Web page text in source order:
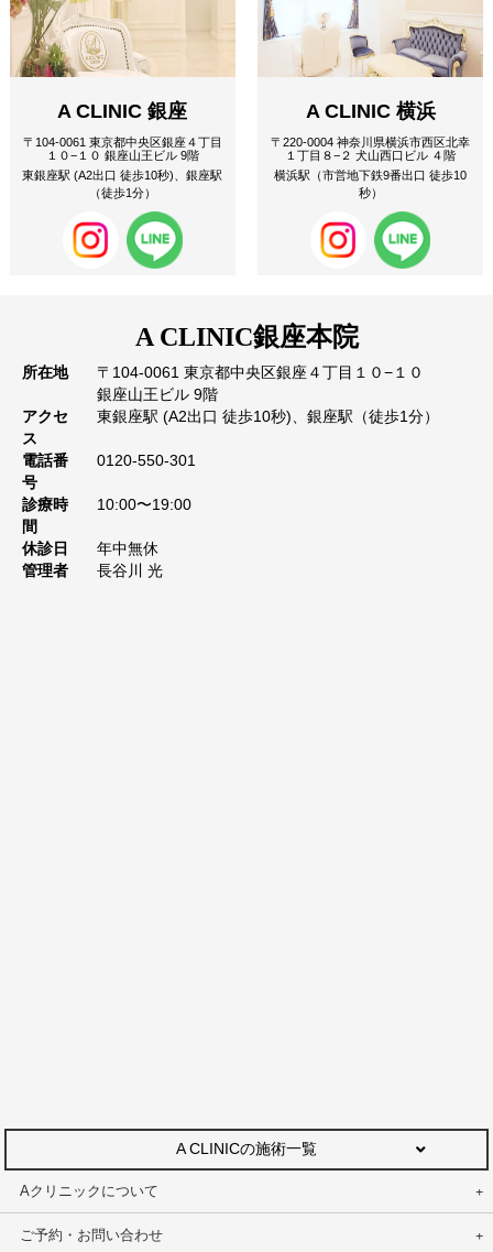
A CLINIC 銀座
〒104-0061 東京都中央区銀座４丁目
１０−１０ 銀座山王ビル 9階
東銀座駅 (A2出口 徒歩10秒)、銀座駅
（徒歩1分）
A CLINIC 横浜
〒220-0004 神奈川県横浜市西区北幸
１丁目８−２ 犬山西口ビル ４階
横浜駅（市営地下鉄9番出口 徒歩10
秒）
A CLINIC銀座本院
所在地
〒104-0061 東京都中央区銀座４丁目１０−１０
銀座山王ビル 9階
アクセ
ス
東銀座駅 (A2出口 徒歩10秒)、銀座駅（徒歩1分）
電話番
号
0120-550-301
診療時
間
10:00〜19:00
休診日
年中無休
管理者
長谷川 光
A CLINICの施術一覧
Aクリニックについて
ご予約・お問い合わせ